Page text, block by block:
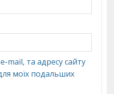
mail, та адресу сайту
моїх подальших